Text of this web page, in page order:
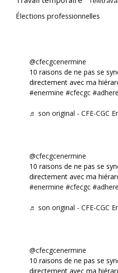
Élections professionnelles
@cfecgcenermine
10 raisons de ne pas se
directement avec ma
#enermine #cfecgc
♬ son original - CFE-CGC
@cfecgcenermine
10 raisons de ne pas se
directement avec ma
#enermine #cfecgc
♬ son original - CFE-CGC
@cfecgcenermine
10 raisons de ne pas se
directement avec ma